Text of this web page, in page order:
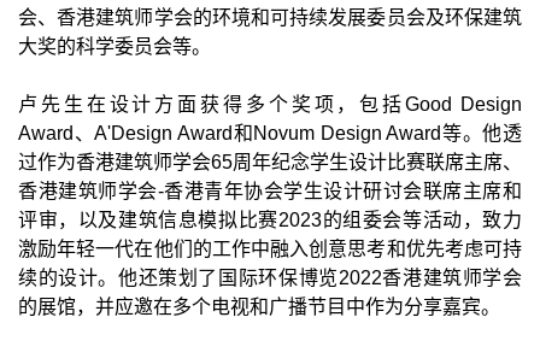
会、香港建筑师学会的环境和可持续发展委员会及环保建筑
大奖的科学委员会等。
卢先生在设计方面获得多个奖项，包括Good Design
Award、A'Design Award和Novum Design Award等。他透
过作为香港建筑师学会65周年纪念学生设计比赛联席主席、
香港建筑师学会-香港青年协会学生设计研讨会联席主席和
评审，以及建筑信息模拟比赛2023的组委会等活动，致力
激励年轻一代在他们的工作中融入创意思考和优先考虑可持
续的设计。他还策划了国际环保博览2022香港建筑师学会
的展馆，并应邀在多个电视和广播节目中作为分享嘉宾。